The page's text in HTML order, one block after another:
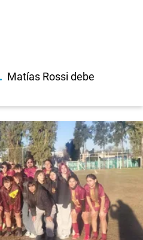
Matías Rossi debe